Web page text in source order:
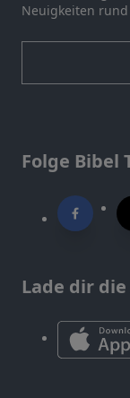
Neuigkeiten
Folge Bibel
Lade dir